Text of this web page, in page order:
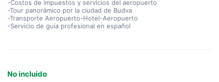
-Costos de impuestos y servicios del aeropuerto
-Tour panorámico por la ciudad de Budva
-Transporte Aeropuerto-Hotel-Aeropuerto
-Servicio de guía profesional en español
No incluido